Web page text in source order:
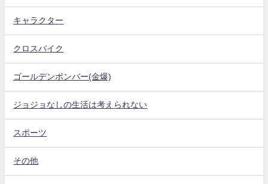
キャラクター
クロスバイク
ゴールデンボンバー(金爆)
ジョジョなしの生活は考えられない
スポーツ
その他